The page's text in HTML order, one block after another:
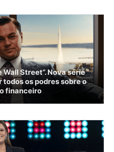
Wall Street”. Nova série
os podres sobre o
financeiro